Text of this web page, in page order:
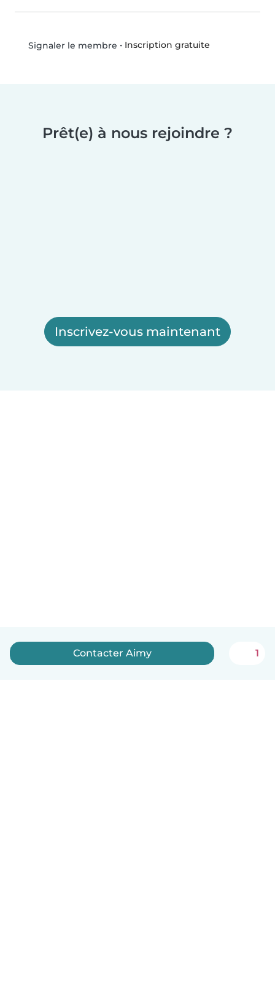
Signaler le membre • Inscription gratuite
Prêt(e) à nous rejoindre ?
Inscrivez-vous maintenant
Contacter Aimy 1